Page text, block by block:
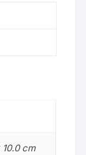
10.0 cm